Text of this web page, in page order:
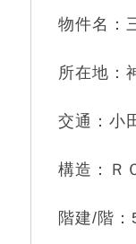
物件名
所在地：
交通：小
構造：Ｒ
階建/階：